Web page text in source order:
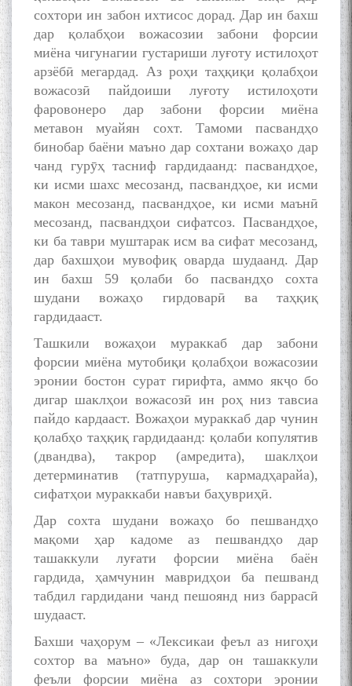
сохтори ин забон ихтисос дорад. Дар ин бахш
дар қолабҳои вожасозии забони форсии
миёна чигунагии густариши луғоту истилоҳот
арзёбӣ мегардад. Аз роҳи таҳқиқи қолабҳои
вожасозӣ пайдоиши луғоту истилоҳоти
фаровонеро дар забони форсии миёна
метавон муайян сохт. Тамоми пасвандҳо
бинобар баёни маъно дар сохтани вожаҳо дар
чанд гурӯҳ тасниф гардидаанд: пасвандҳое,
ки исми шахс месозанд, пасвандҳое, ки исми
макон месозанд, пасвандҳое, ки исми маънӣ
месозанд, пасвандҳои сифатсоз. Пасвандҳое,
ки ба таври муштарак исм ва сифат месозанд,
дар бахшҳои мувофиқ оварда шудаанд. Дар
ин бахш 59 қолаби бо пасвандҳо сохта
шудани вожаҳо гирдоварӣ ва таҳқиқ
гардидааст.
Ташкили вожаҳои мураккаб дар забони
форсии миёна мутобиқи қолабҳои вожасозии
эронии бостон сурат гирифта, аммо якҷо бо
дигар шаклҳои вожасозӣ ин роҳ низ тавсиа
пайдо кардааст. Вожаҳои мураккаб дар чунин
қолабҳо таҳқиқ гардидаанд: қолаби копулятив
(двандва), такрор (амредита), шаклҳои
детерминатив (татпуруша, кармадҳарайа),
сифатҳои мураккаби навъи баҳувриҳӣ.
Дар сохта шудани вожаҳо бо пешвандҳо
мақоми ҳар кадоме аз пешвандҳо дар
ташаккули луғати форсии миёна баён
гардида, ҳамчунин мавридҳои ба пешванд
табдил гардидани чанд пешоянд низ баррасӣ
шудааст.
Бахши чаҳорум – «Лексикаи феъл аз нигоҳи
сохтор ва маъно» буда, дар он ташаккули
феъли форсии миёна аз сохтори эронии